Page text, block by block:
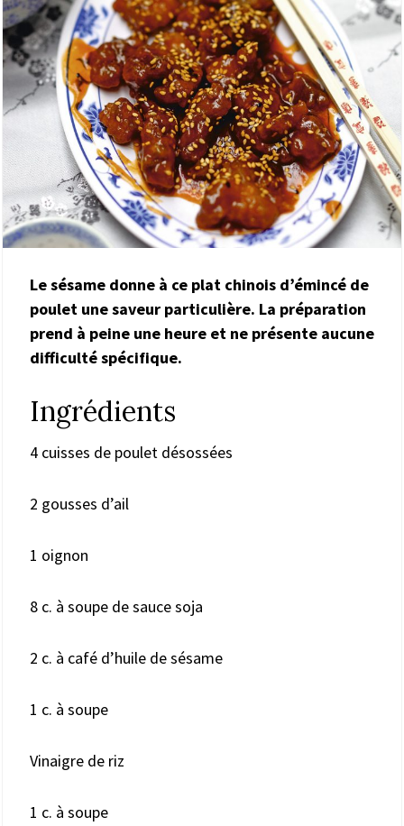
Le sésame donne à ce plat chinois d’émincé de
poulet une saveur particulière. La préparation
prend à peine une heure et ne présente aucune
difficulté spécifique.
Ingrédients
4 cuisses de poulet désossées
2 gousses d’ail
1 oignon
8 c. à soupe de sauce soja
2 c. à café d’huile de sésame
1 c. à soupe
Vinaigre de riz
1 c. à soupe